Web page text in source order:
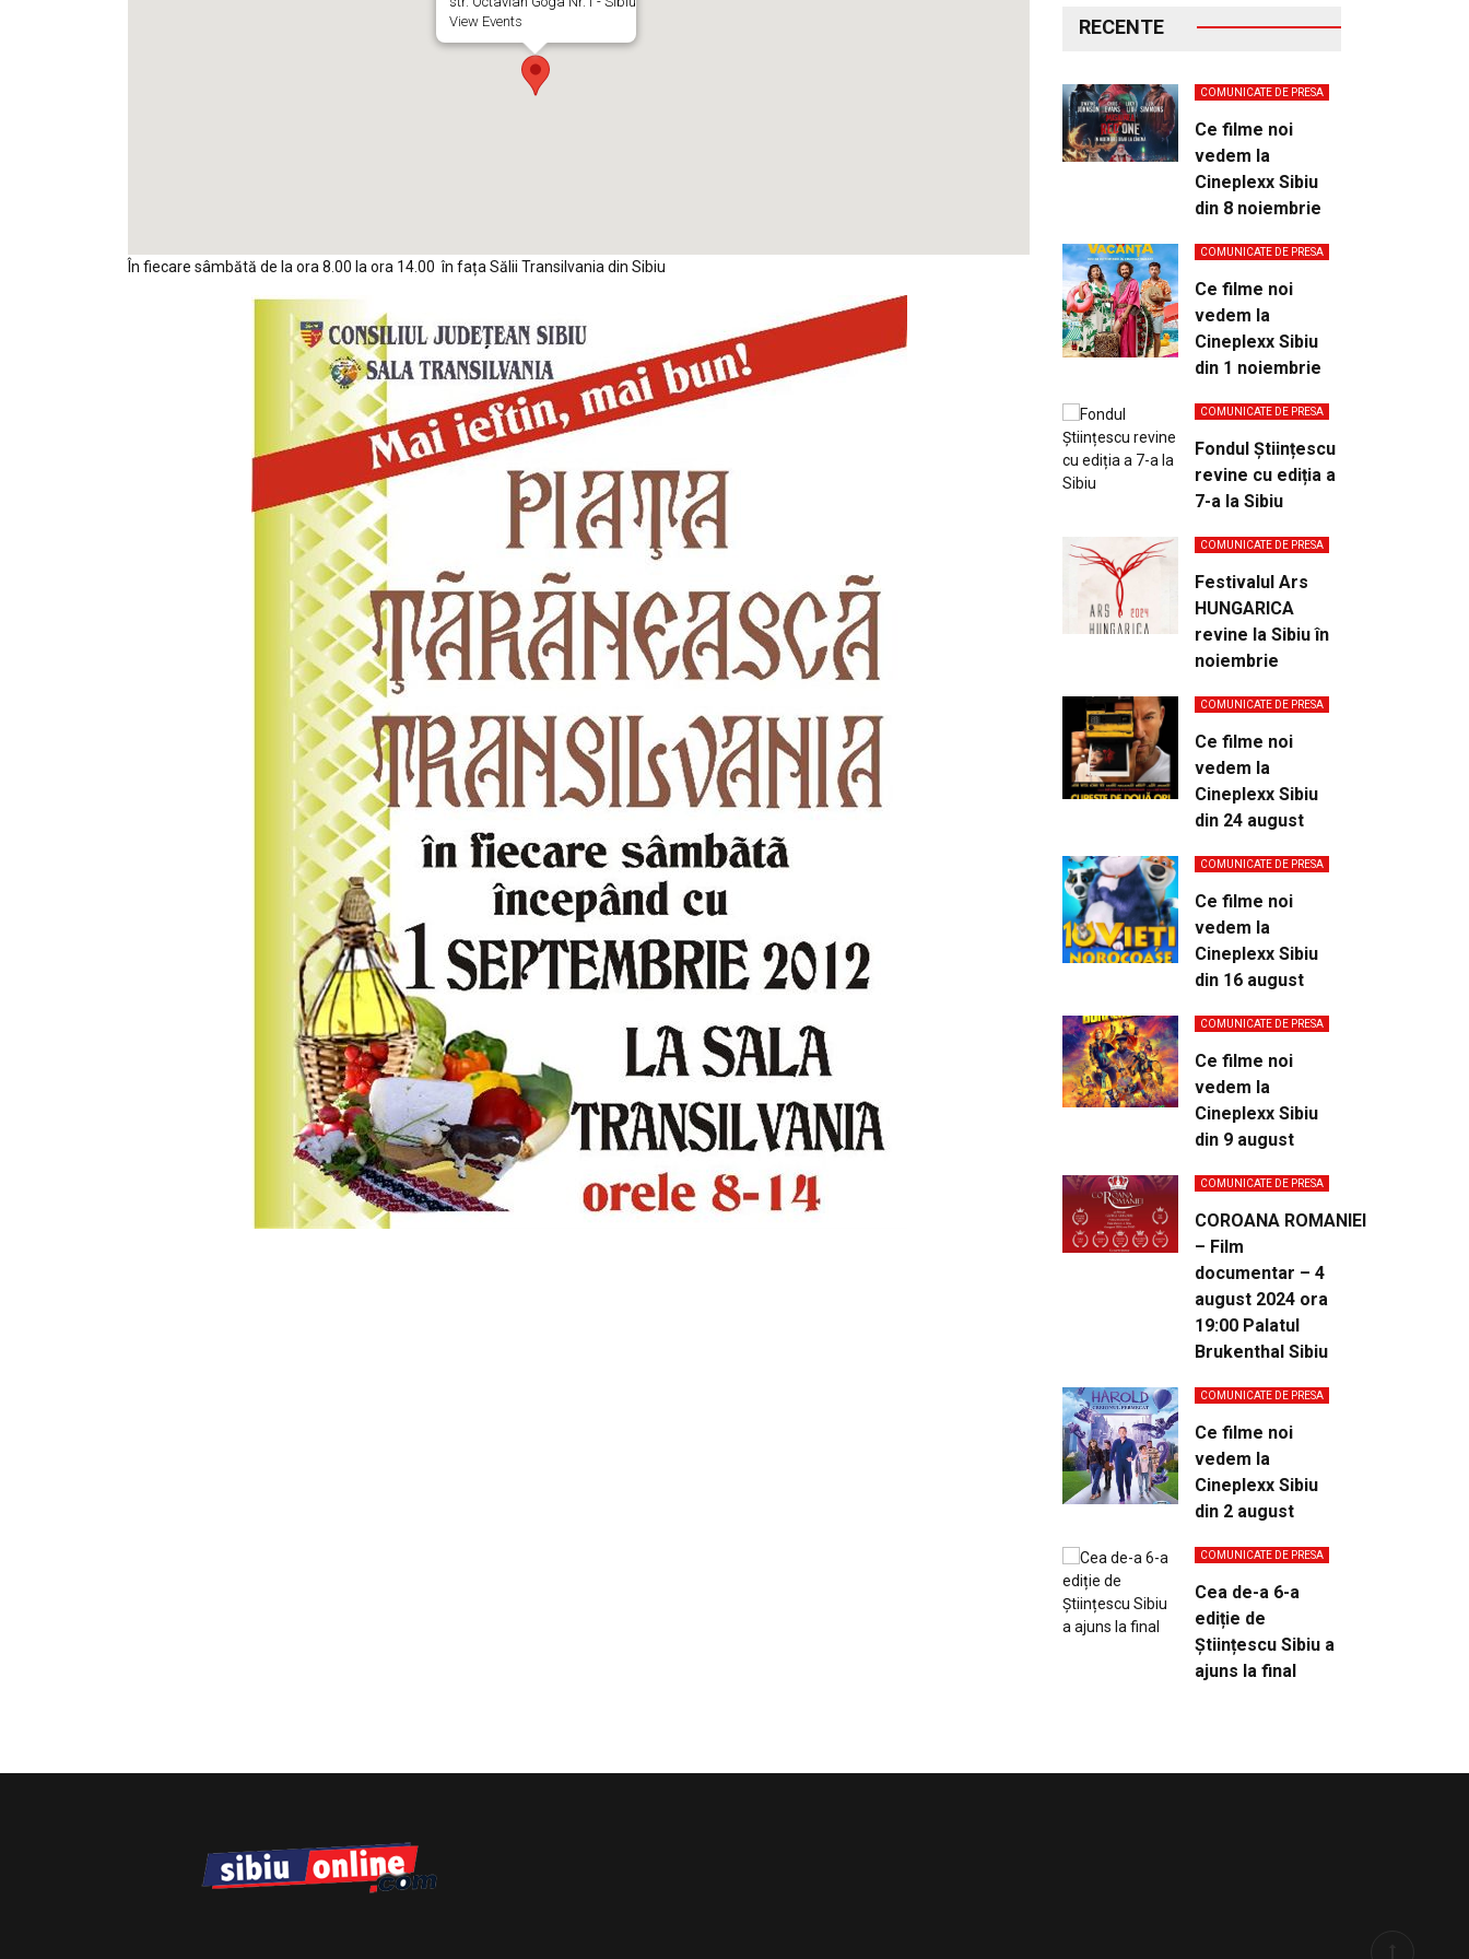
View Events
În fiecare sâmbătă de la ora 8.00 la ora 14.00 în fața Sălii Transilvania din Sibiu
RECENTE
COMUNICATE DE PRESA
Ce filme noi
vedem la
Cineplexx Sibiu
din 8 noiembrie
COMUNICATE DE PRESA
Ce filme noi
vedem la
Cineplexx Sibiu
din 1 noiembrie
COMUNICATE DE PRESA
Fondul Științescu
revine cu ediția a
7-a la Sibiu
COMUNICATE DE PRESA
Festivalul Ars
HUNGARICA
revine la Sibiu în
noiembrie
COMUNICATE DE PRESA
Ce filme noi
vedem la
Cineplexx Sibiu
din 24 august
COMUNICATE DE PRESA
Ce filme noi
vedem la
Cineplexx Sibiu
din 16 august
COMUNICATE DE PRESA
Ce filme noi
vedem la
Cineplexx Sibiu
din 9 august
COMUNICATE DE PRESA
COROANA ROMANIEI
– Film
documentar – 4
august 2024 ora
19:00 Palatul
Brukenthal Sibiu
COMUNICATE DE PRESA
Ce filme noi
vedem la
Cineplexx Sibiu
din 2 august
COMUNICATE DE PRESA
Cea de-a 6-a
ediție de
Științescu Sibiu a
ajuns la final